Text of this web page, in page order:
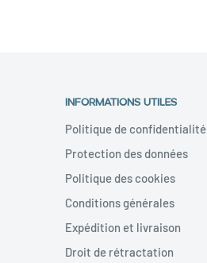
INFORMATIONS UTILES
Politique de confidentialité
Protection des données
Politique des cookies
Conditions générales
Expédition et livraison
Droit de rétractation